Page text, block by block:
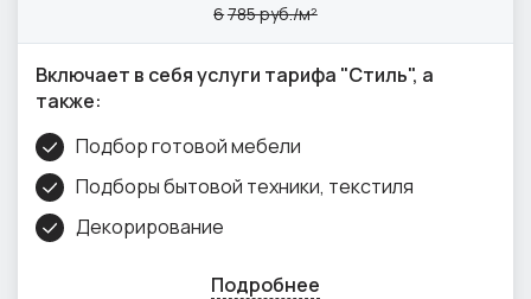
6785 руб./м²
Включает в себя услуги тарифа "Стиль", а
также:
Подбор готовой мебели
Подборы бытовой техники, текстиля
Декорирование
Подробнее